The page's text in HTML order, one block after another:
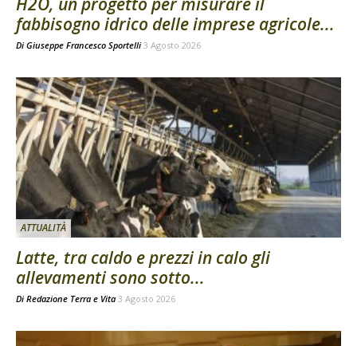
fabbisogno idrico delle imprese agricole...
Di Giuseppe Francesco Sportelli 3 Agosto 2026
ATTUALITÀ
Latte, tra caldo e prezzi in calo gli
allevamenti sono sotto...
Di Redazione Terra e Vita 3 Agosto 2026